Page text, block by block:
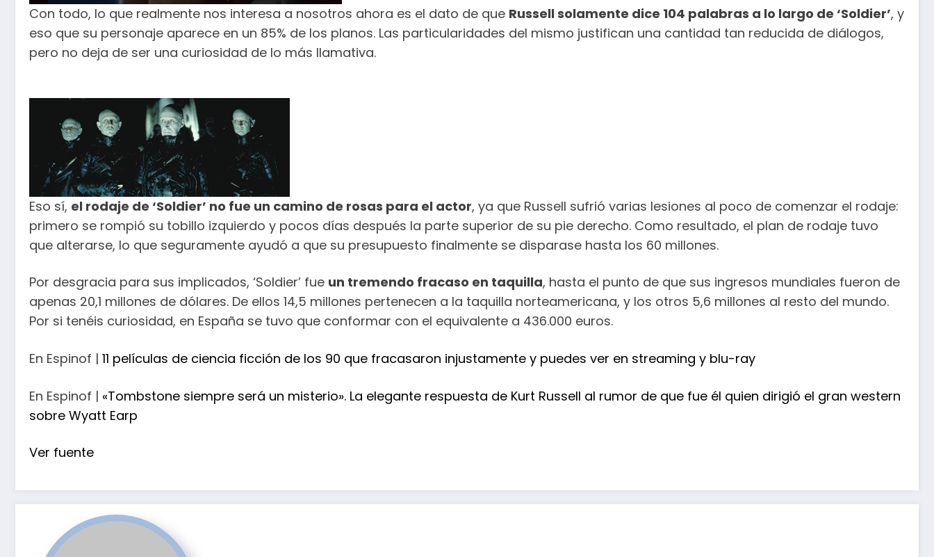
Con todo, lo que realmente nos interesa a nosotros ahora es el dato de que Russell solamente dice 104 palabras a lo largo de ‘Soldier’, y
eso que su personaje aparece en un 85% de los planos. Las particularidades del mismo justifican una cantidad tan reducida de diálogos,
pero no deja de ser una curiosidad de lo más llamativa.
Eso sí, el rodaje de ‘Soldier’ no fue un camino de rosas para el actor, ya que Russell sufrió varias lesiones al poco de comenzar el rodaje:
primero se rompió su tobillo izquierdo y pocos días después la parte superior de su pie derecho. Como resultado, el plan de rodaje tuvo
que alterarse, lo que seguramente ayudó a que su presupuesto finalmente se disparase hasta los 60 millones.
Por desgracia para sus implicados, ‘Soldier’ fue un tremendo fracaso en taquilla, hasta el punto de que sus ingresos mundiales fueron de
apenas 20,1 millones de dólares. De ellos 14,5 millones pertenecen a la taquilla norteamericana, y los otros 5,6 millones al resto del mundo.
Por si tenéis curiosidad, en España se tuvo que conformar con el equivalente a 436.000 euros.
En Espinof | 11 películas de ciencia ficción de los 90 que fracasaron injustamente y puedes ver en streaming y blu-ray
En Espinof | «Tombstone siempre será un misterio». La elegante respuesta de Kurt Russell al rumor de que fue él quien dirigió el gran western
sobre Wyatt Earp
Ver fuente